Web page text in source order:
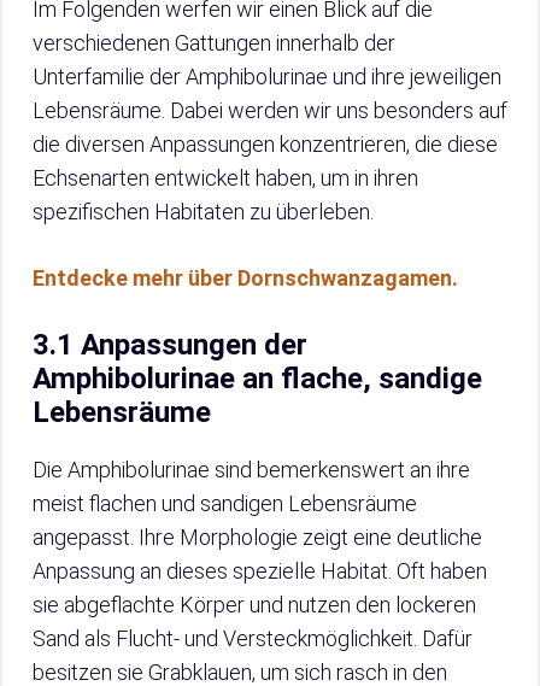
Im Folgenden werfen wir einen Blick auf die
verschiedenen Gattungen innerhalb der
Unterfamilie der Amphibolurinae und ihre jeweiligen
Lebensräume. Dabei werden wir uns besonders auf
die diversen Anpassungen konzentrieren, die diese
Echsenarten entwickelt haben, um in ihren
spezifischen Habitaten zu überleben.
Entdecke mehr über Dornschwanzagamen.
3.1 Anpassungen der
Amphibolurinae an flache, sandige
Lebensräume
Die Amphibolurinae sind bemerkenswert an ihre
meist flachen und sandigen Lebensräume
angepasst. Ihre Morphologie zeigt eine deutliche
Anpassung an dieses spezielle Habitat. Oft haben
sie abgeflachte Körper und nutzen den lockeren
Sand als Flucht- und Versteckmöglichkeit. Dafür
besitzen sie Grabklauen, um sich rasch in den